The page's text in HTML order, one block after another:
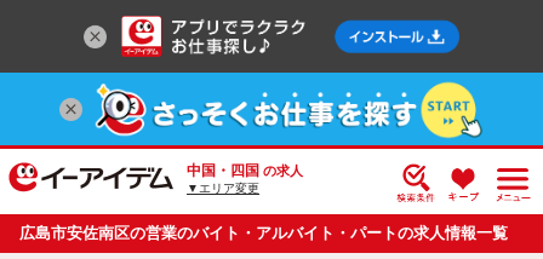
中国・四国 の求人
▼エリア変更
広島市安佐南区の営業のバイト・アルバイト・パートの求人情報一覧